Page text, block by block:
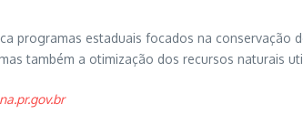
programas estaduais focados na conservação
também a otimização dos recursos naturais